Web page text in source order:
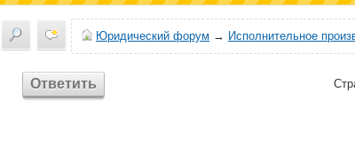
Юридический форум → Исполнительное
Ответить